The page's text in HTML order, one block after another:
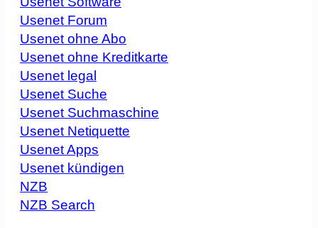
Usenet Forum
Usenet ohne Abo
Usenet ohne Kreditkarte
Usenet legal
Usenet Suche
Usenet Suchmaschine
Usenet Netiquette
Usenet Apps
Usenet kündigen
NZB
NZB Search